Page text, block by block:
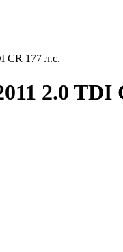
CR 177 л.с.
2.0 TDI